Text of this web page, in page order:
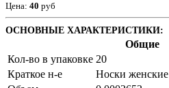
Цена: 40 руб
ОСНОВНЫЕ ХАРАКТЕРИСТИКИ:
Общие
Кол-во в упаковке 20
Краткое н-е
Носки женские